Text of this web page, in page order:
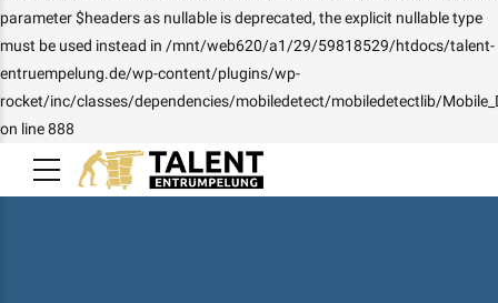
parameter $headers as nullable is deprecated, the explicit nullable type
must be used instead in /mnt/web620/a1/29/59818529/htdocs/talent-
entruempelung.de/wp-content/plugins/wp-
rocket/inc/classes/dependencies/mobiledetect/mobiledetectlib/
on line 888